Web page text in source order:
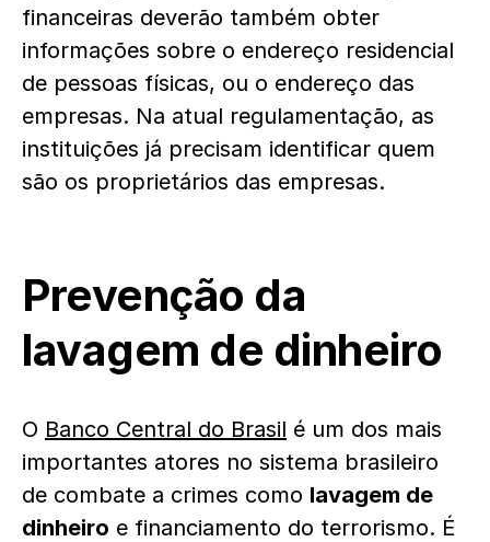
financeiras deverão também obter
informações sobre o endereço residencial
de pessoas físicas, ou o endereço das
empresas. Na atual regulamentação, as
instituições já precisam identificar quem
são os proprietários das empresas.
Prevenção da
lavagem de dinheiro
O Banco Central do Brasil é um dos mais
importantes atores no sistema brasileiro
de combate a crimes como lavagem de
dinheiro e financiamento do terrorismo. É